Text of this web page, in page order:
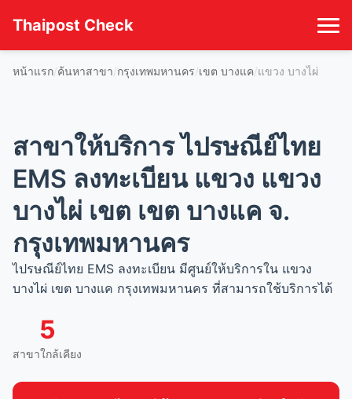
Thaipost Check
หน้าแรก ค้นหาสาขา กรุงเทพมหานคร เขต บางแค แขวง บางไผ่
สาขาให้บริการ ไปรษณีย์ไทย
EMS ลงทะเบียน แขวง แขวง
บางไผ่ เขต เขต บางแค จ.
กรุงเทพมหานคร
ไปรษณีย์ไทย EMS ลงทะเบียน มีศูนย์ให้บริการใน แขวง
บางไผ่ เขต บางแค กรุงเทพมหานคร ที่สามารถใช้บริการได้
5
สาขาใกล้เคียง